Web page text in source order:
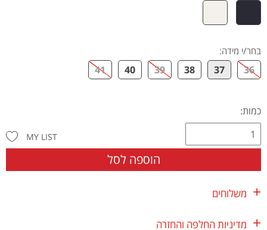
בחר/י מידה:
36
37
38
39
40
41
כמות:
הוספה לסל
MY LIST
משלוחים
מדיניות החלפה והחזרה